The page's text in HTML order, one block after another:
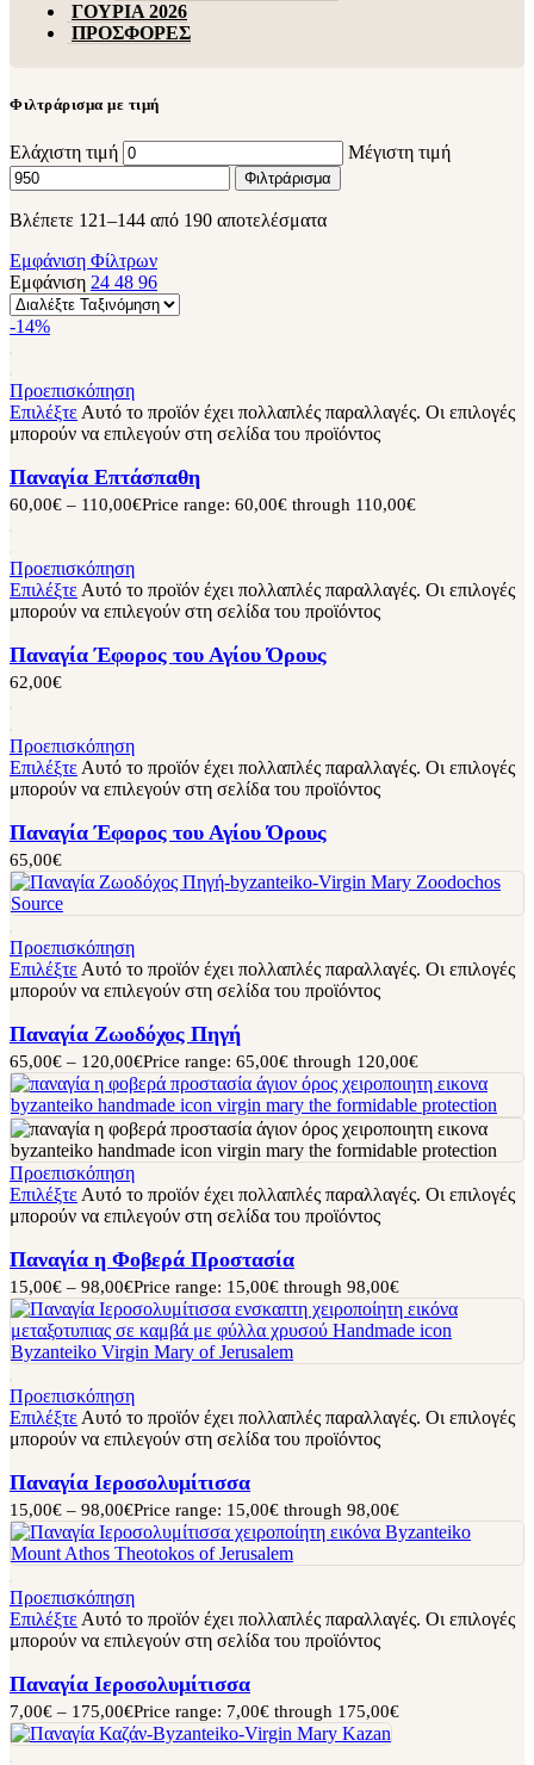
ΓΟΥΡΙΑ 2026
ΠΡΟΣΦΟΡΕΣ
Φιλτράρισμα με τιμή
Ελάχιστη τιμή Μέγιστη τιμή
Φιλτράρισμα
Βλέπετε 121–144 από 190 αποτελέσματα
Εμφάνιση Φίλτρων
Εμφάνιση 24 48 96
-14%
Προεπισκόπηση
Επιλέξτε Αυτό το προϊόν έχει πολλαπλές παραλλαγές. Οι επιλογές
μπορούν να επιλεγούν στη σελίδα του προϊόντος
Παναγία Επτάσπαθη
60,00€ – 110,00€Price range: 60,00€ through 110,00€
Προεπισκόπηση
Επιλέξτε Αυτό το προϊόν έχει πολλαπλές παραλλαγές. Οι επιλογές
μπορούν να επιλεγούν στη σελίδα του προϊόντος
Παναγία Έφορος του Αγίου Όρους
62,00€
Προεπισκόπηση
Επιλέξτε Αυτό το προϊόν έχει πολλαπλές παραλλαγές. Οι επιλογές
μπορούν να επιλεγούν στη σελίδα του προϊόντος
Παναγία Έφορος του Αγίου Όρους
65,00€
Προεπισκόπηση
Επιλέξτε Αυτό το προϊόν έχει πολλαπλές παραλλαγές. Οι επιλογές
μπορούν να επιλεγούν στη σελίδα του προϊόντος
Παναγία Ζωοδόχος Πηγή
65,00€ – 120,00€Price range: 65,00€ through 120,00€
Προεπισκόπηση
Επιλέξτε Αυτό το προϊόν έχει πολλαπλές παραλλαγές. Οι επιλογές
μπορούν να επιλεγούν στη σελίδα του προϊόντος
Παναγία η Φοβερά Προστασία
15,00€ – 98,00€Price range: 15,00€ through 98,00€
Προεπισκόπηση
Επιλέξτε Αυτό το προϊόν έχει πολλαπλές παραλλαγές. Οι επιλογές
μπορούν να επιλεγούν στη σελίδα του προϊόντος
Παναγία Ιεροσολυμίτισσα
15,00€ – 98,00€Price range: 15,00€ through 98,00€
Προεπισκόπηση
Επιλέξτε Αυτό το προϊόν έχει πολλαπλές παραλλαγές. Οι επιλογές
μπορούν να επιλεγούν στη σελίδα του προϊόντος
Παναγία Ιεροσολυμίτισσα
7,00€ – 175,00€Price range: 7,00€ through 175,00€